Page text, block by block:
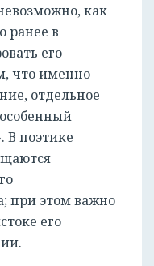
как
ранее в
его
что именно
отдельное
В поэтике
при этом важно
его